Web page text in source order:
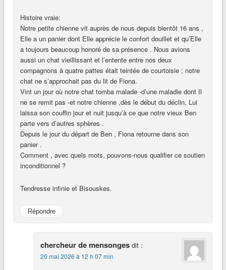
Histoire vraie:
Notre petite chienne vit auprès de nous depuis bientôt 16 ans ,
Elle a un panier dont Elle apprécie le confort douillet et qu’Elle
a toujours beaucoup honoré de sa présence . Nous avions
aussi un chat vieillissant et l’entente entre nos deux
compagnons à quatre pattes était teintée de courtoisie ; notre
chat ne s’approchait pas du lit de Fiona.
Vint un jour où notre chat tomba malade -d’une maladie dont Il
ne se remit pas -et notre chienne ,dès le début du déclin, Lui
laissa son couffin jour et nuit jusqu’à ce que notre vieux Ben
parte vers d’autres sphères .
Depuis le jour du départ de Ben , Fiona retourne dans son
panier .
Comment , avec quels mots, pouvons-nous qualifier ce soutien
inconditionnel ?
Tendresse infinie et Bisouskes.
Répondre
chercheur de mensonges dit :
20 mai 2026 à 12 h 07 min